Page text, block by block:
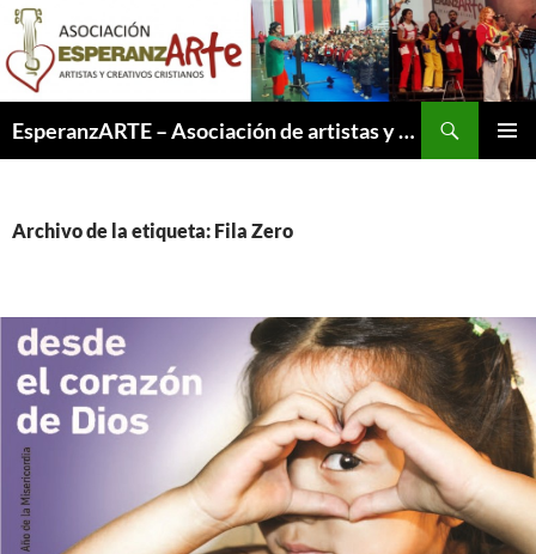
Saltar
contenido
EsperanzARTE – Asociación de artistas y creativos cristianos
Archivo de la etiqueta: Fila Zero